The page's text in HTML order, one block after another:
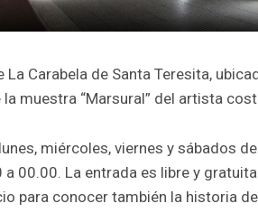
Carabela de Santa Teresita,
muestra “Marsural” del artista
miércoles, viernes y sábados
00.00. La entrada es libre y
para conocer también la historia